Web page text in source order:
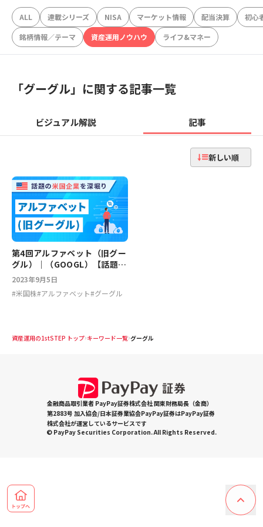
ALL 連載シリーズ NISA マーケット情報 配当決算
初心
銘柄情報／テーマ
資産運用ノウハウ ライフ&マネー
「グーグル」に関する記事一覧
ビジュアル解説 記事
新しい順
第4回アルファベット（旧グー
グル）｜（GOOGL）【話題の
米国企業を深堀り】
2023年9月5日
#米国株#アルファベット#グーグル
資産運用の1stSTEP トップ キーワード一覧 グーグル
金融商品取引業者 PayPay証券株式会社 関東財務局長（金商）
第2883号 加入協会/日本証券業協会PayPay証券はPayPay証券
株式会社が運営しているサービスです
© PayPay Securities Corporation. All Rights Reserved.